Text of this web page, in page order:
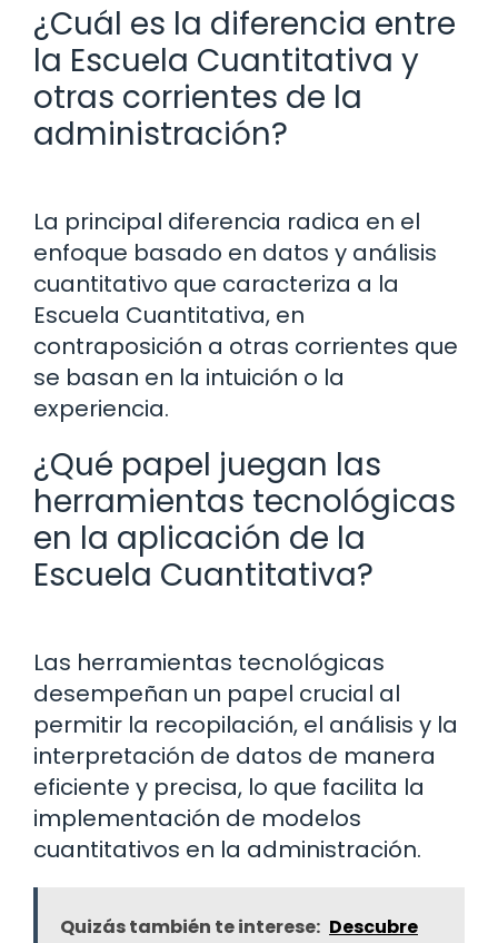
¿Cuál es la diferencia entre
la Escuela Cuantitativa y
otras corrientes de la
administración?
La principal diferencia radica en el
enfoque basado en datos y análisis
cuantitativo que caracteriza a la
Escuela Cuantitativa, en
contraposición a otras corrientes que
se basan en la intuición o la
experiencia.
¿Qué papel juegan las
herramientas tecnológicas
en la aplicación de la
Escuela Cuantitativa?
Las herramientas tecnológicas
desempeñan un papel crucial al
permitir la recopilación, el análisis y la
interpretación de datos de manera
eficiente y precisa, lo que facilita la
implementación de modelos
cuantitativos en la administración.
Quizás también te interese: Descubre